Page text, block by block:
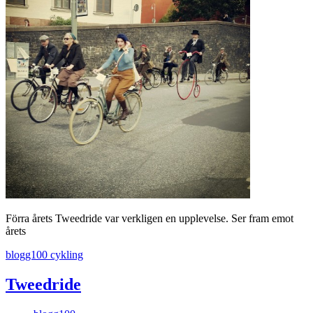
Förra årets Tweedride var verkligen en upplevelse. Ser fram emot
årets
blogg100 cykling
Tweedride